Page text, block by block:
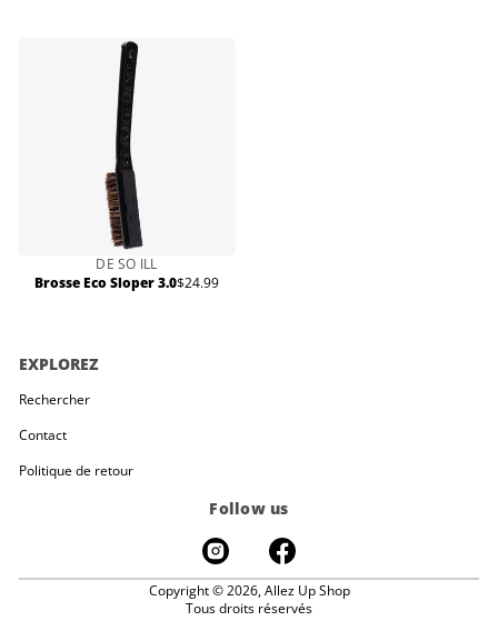
DE SO ILL
Brosse Eco Sloper 3.0Prix
$24.99
EXPLOREZ
Rechercher
Contact
Politique de retour
Follow us
Copyright © 2026,Allez Up Shop
Tous droits réservés